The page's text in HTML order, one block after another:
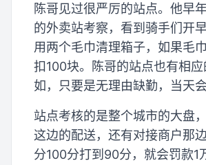
陈哥见过很严厉的站点。他早
的外卖站考察，看到骑手们开
用两个毛巾清理箱子，如果毛
扣100块。陈哥的站点也有相
如，只要是无理由缺勤，当天
站点考核的是整个城市的大盘
这边的配送，还有对接商户那
分100分打到90分，就会罚款1